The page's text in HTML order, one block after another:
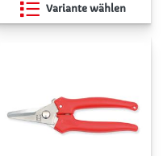
Variante wählen